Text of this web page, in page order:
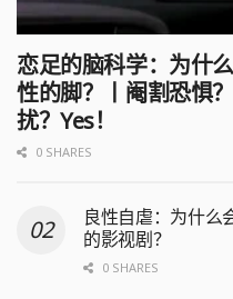
恋足的脑科学：为什
性的脚？丨阉割恐惧
扰？Yes！
0 SHARES
良性自虐：为什么
的影视剧？
0 SHARES